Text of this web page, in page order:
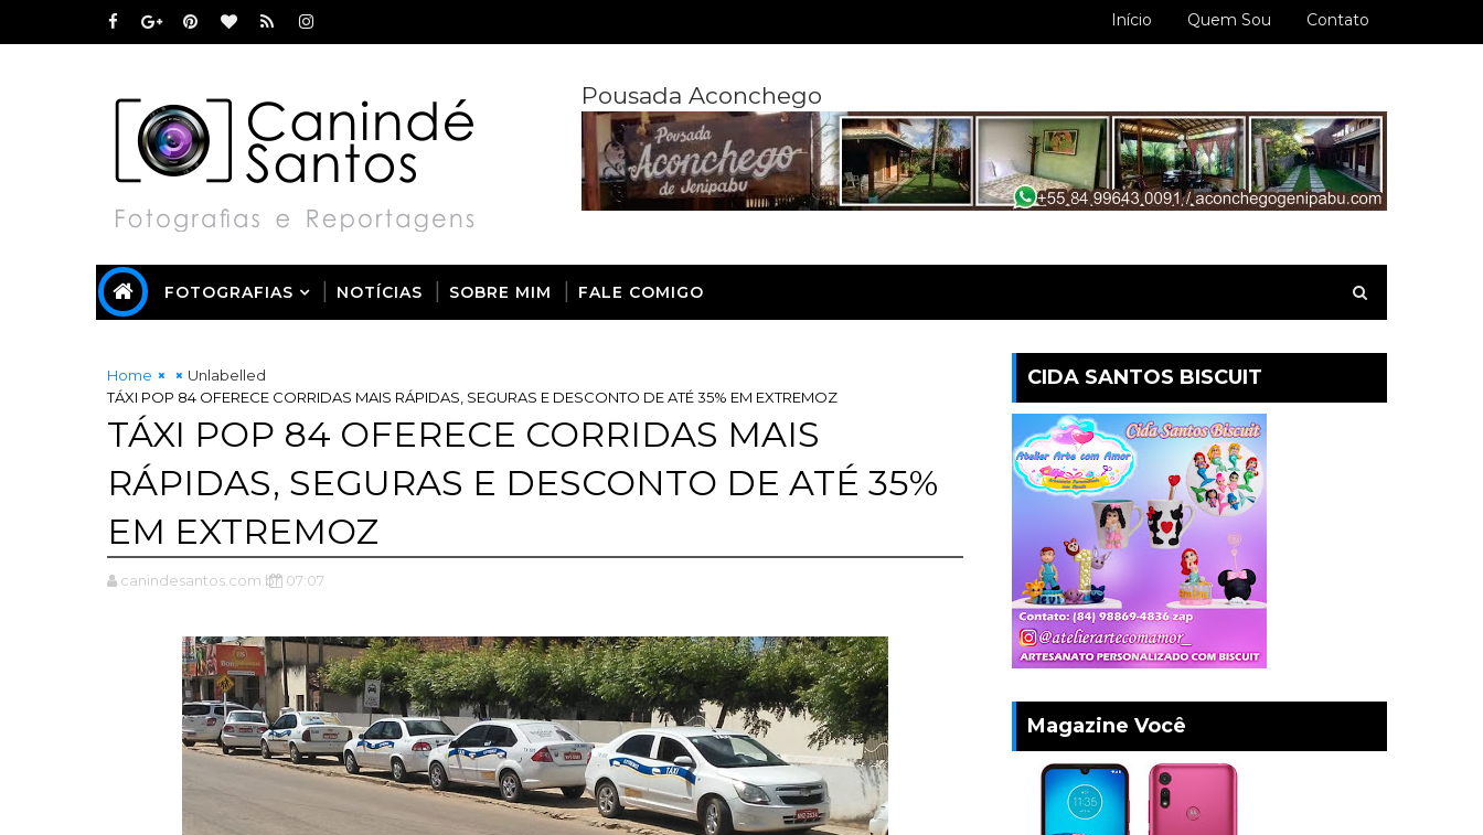
Início Quem Sou Contato
Pousada Aconchego
FOTOGRAFIAS NOTÍCIAS SOBRE MIM FALE COMIGO
Home
Unlabelled
TÁXI POP 84 OFERECE CORRIDAS MAIS RÁPIDAS, SEGURAS E DESCONTO DE ATÉ 35% EM EXTREMOZ
TÁXI POP 84 OFERECE CORRIDAS MAIS
RÁPIDAS, SEGURAS E DESCONTO DE ATÉ 35%
EM EXTREMOZ
canindesantos.com.br 07:07
CIDA SANTOS BISCUIT
Magazine Você